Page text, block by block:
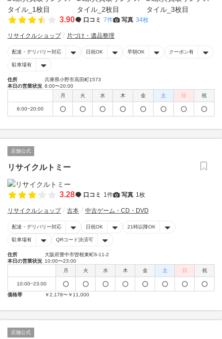
3.90 口コミ 7件 写真 34枚
リサイクルショップ 片づけ・遺品整理
配達・デリバリー対応 日祝OK 早朝OK クーポン有
駐車場有
住所
兵庫県小野市高田町1573
本日の営業状況 8:00〜20:00
月
火 水 木 金 土 日 祝
8:00~20:00
店舗公式
リサイクルトミー
3.28 口コミ 1件 写真 1枚
リサイクルショップ 古本 中古ゲーム・CD・DVD
配達・デリバリー対応 日祝OK 21時以降OK
駐車場有 QRコード決済可
住所
大阪府豊中市曽根東町6-11-2
本日の営業状況 10:00〜23:00
月
火 水 木 金 土 日 祝
10:00~23:00
価格帯
￥2,178〜￥11,000
店舗公式